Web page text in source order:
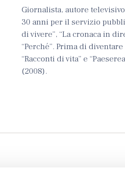
Giornalista, autore
30 anni per il servizio
di vivere”, “La cronaca in
“Perché”. Prima di
“Racconti di vita” e
(2008).